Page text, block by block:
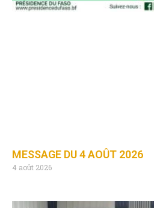
MESSAGE DU 4 AOÛT 2026
4 août 2026